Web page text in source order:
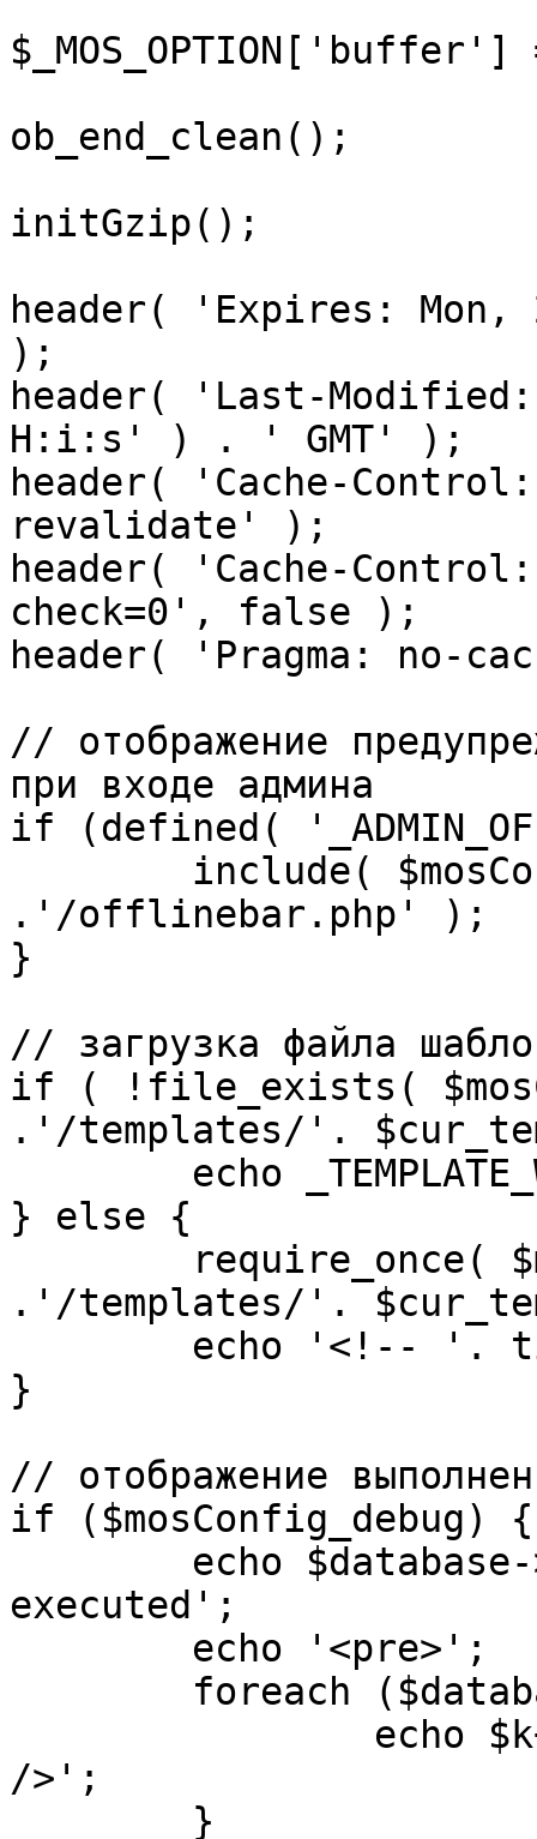
ob_end_clean();
initGzip();
header( 'Expires: Mon,
);
header( 'Last-
H:i:s' ) . ' GMT' );
header( 'Cache-
revalidate' );
header( 'Cache-
check=0', false );
header( 'Pragma: no-
// отображение
при входе админа
if (defined(
.'/offlinebar.php' );
}
// загрузка файла
if ( !file_exists(
.'/templates/'.
} else {
.'/templates/'.
}
// отображение
if ($mosConfig_debug) {
executed';
/>';